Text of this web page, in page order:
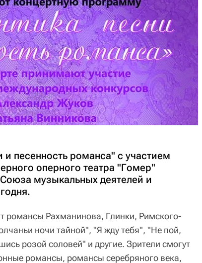
песенность романса" с участием
оперного театра "Гомер"
музыкальных деятелей и
романсы Рахманинова, Глинки, Римского-
ночи тайной", "Я жду тебя", "Не пой,
розой соловей" и другие. Зрители смогут
романсы, романсы серебряного века,